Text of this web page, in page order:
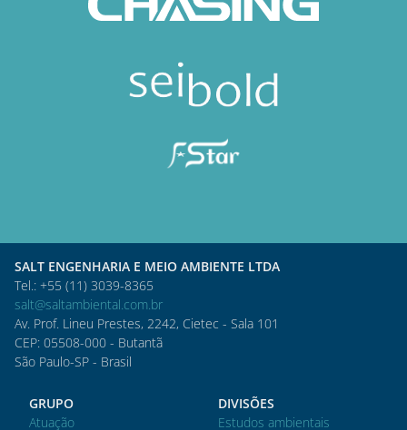
SALT ENGENHARIA E MEIO AMBIENTE LTDA
Tel.: +55 (11) 3039-8365
salt@saltambiental.com.br
Av. Prof. Lineu Prestes, 2242, Cietec - Sala 101
CEP: 05508-000 - Butantã
São Paulo-SP - Brasil
GRUPO
Atuação
DIVISÕES
Estudos ambientais